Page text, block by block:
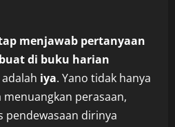
menjawab pertanyaan
di buku harian
adalah iya. Yano tidak hanya
perasaan,
pendewasaan dirinya